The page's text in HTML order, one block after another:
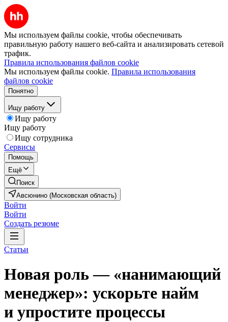
Мы используем файлы cookie, чтобы обеспечивать
правильную работу нашего веб-сайта и анализировать сетевой
трафик.
Правила использования файлов cookie
Мы используем файлы cookie. Правила использования
файлов cookie
Понятно
Ищу работу
Ищу работу
Ищу работу
Ищу сотрудника
Сервисы
Помощь
Ещё
Поиск
Авсюнино (Московская область)
Войти
Войти
Создать резюме
Статьи
Новая роль — «нанимающий
менеджер»: ускорьте найм
и упростите процессы